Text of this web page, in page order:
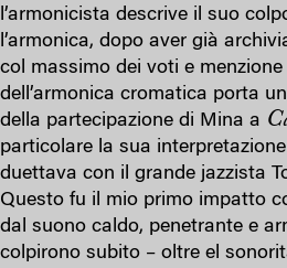
l’armonicista descrive il suo
l’armonica, dopo aver già
col massimo dei voti e menzione
dell’armonica cromatica porta
della partecipazione di Mina a
particolare la sua
duettava con il grande jazzista
Questo fu il mio primo impatto
dal suono caldo, penetrante e
colpirono subito – oltre el